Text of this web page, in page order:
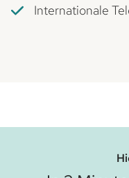
Internationale